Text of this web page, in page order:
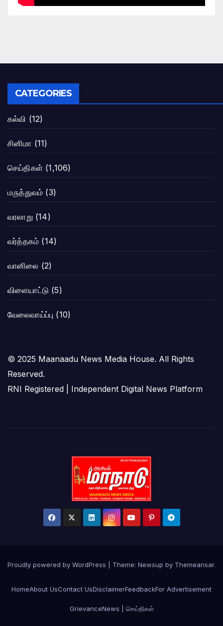
CATEGORIES
கல்வி (12)
சினிமா (11)
செய்திகள் (1,106)
மருத்துவம் (3)
வரலாறு (14)
வர்த்தகம் (14)
வானிலை (2)
விளையாட்டு (5)
வேலைவாய்ப்பு (10)
© 2025 Maanaadu News Media House. All Rights
Reserved.
RNI Registered | Independent Digital News Platform
Proudly powered by WordPress Theme: Newsup by Themeansar.
HomeAbout UsContact UsDisclaimerFeedbackFor Advertisement
GrievanceNews | செய்திகள்